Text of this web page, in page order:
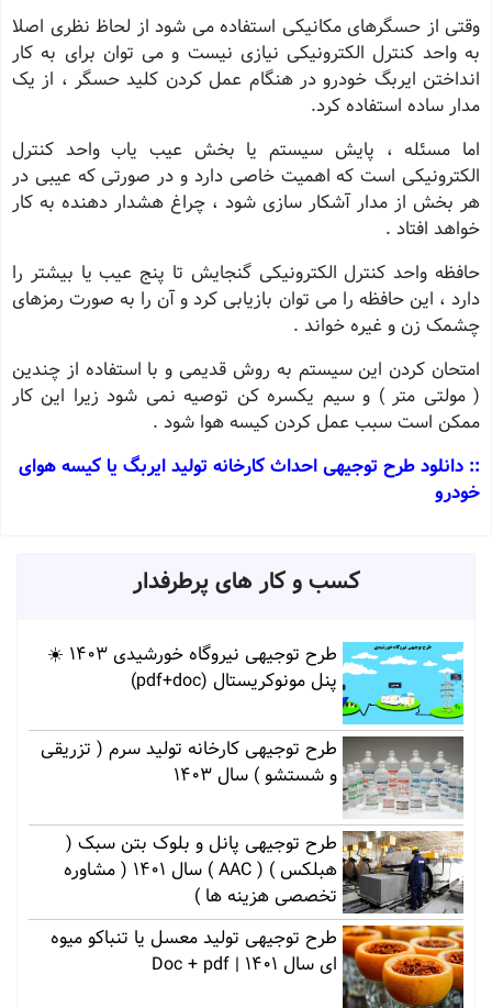
وقتی از حسگرهای مکانیکی استفاده می شود از لحاظ نظری اصلا
به واحد کنترل الکترونیکی نیازی نیست و می توان برای به کار
انداختن ایربگ خودرو در هنگام عمل کردن کلید حسگر ، از یک
مدار ساده استفاده کرد.
اما مسئله ، پایش سیستم یا بخش عیب یاب واحد کنترل
الکترونیکی است که اهمیت خاصی دارد و در صورتی که عیبی در
هر بخش از مدار آشکار سازی شود ، چراغ هشدار دهنده به کار
خواهد افتاد .
حافظه واحد کنترل الکترونیکی گنجایش تا پنج عیب یا بیشتر را
دارد ، این حافظه را می توان بازیابی کرد و آن را به صورت رمزهای
چشمک زن و غیره خواند .
امتحان کردن این سیستم به روش قدیمی و با استفاده از چندین
( مولتی متر ) و سیم یکسره کن توصیه نمی شود زیرا این کار
ممکن است سبب عمل کردن کیسه هوا شود .
:: دانلود طرح توجیهی احداث کارخانه تولید ایربگ یا کیسه هوای
خودرو
کسب و کار های پرطرفدار
طرح توجیهی نیروگاه خورشیدی 1403 ☀️
پنل مونوکریستال (pdf+doc)
طرح توجیهی کارخانه تولید سرم ( تزریقی
و شستشو ) سال 1403
طرح توجیهی پانل و بلوک بتن سبک (
هبلکس ) ( AAC ) سال 1401 ( مشاوره
تخصصی هزینه ها )
طرح توجیهی تولید معسل یا تنباکو میوه
ای سال 1401 | Doc + pdf